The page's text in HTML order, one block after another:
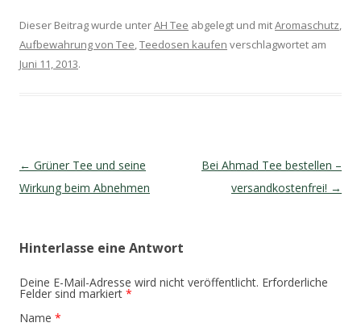
Dieser Beitrag wurde unterAH Tee abgelegt und mitAromaschutz,
Aufbewahrung von Tee,Teedosen kaufen verschlagwortet am
Juni 11, 2013.
Artikel-Navigation
← Grüner Tee und seine
Wirkung beim Abnehmen
Bei Ahmad Tee bestellen –
versandkostenfrei! →
Hinterlasse eine Antwort
Deine E-Mail-Adresse wird nicht veröffentlicht. Erforderliche
Felder sind markiert *
Name *